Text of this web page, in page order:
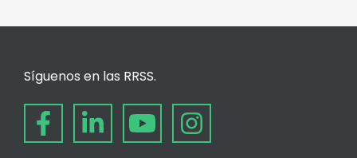
Síguenos en las RRSS.